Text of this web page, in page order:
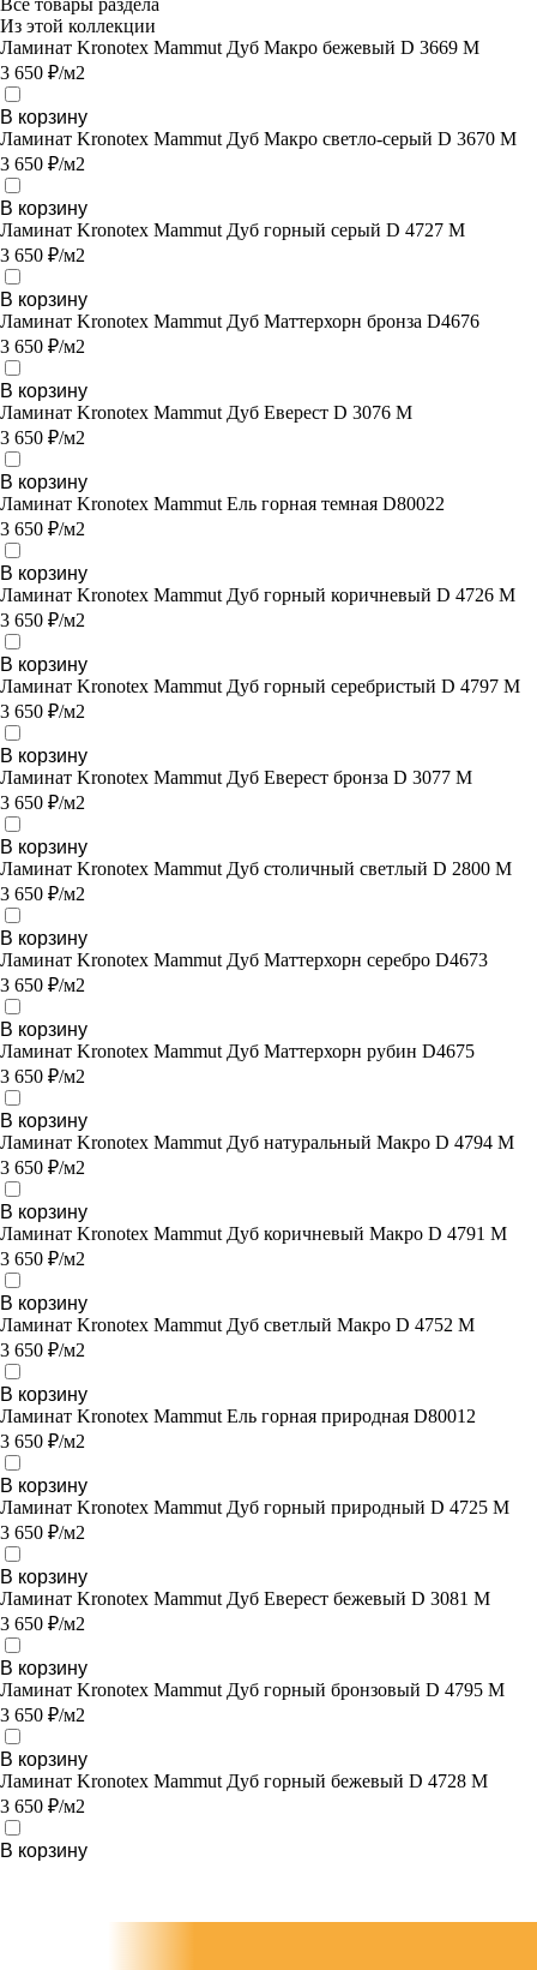
Все товары раздела
Из этой коллекции
Ламинат Kronotex Mammut Дуб Макро бежевый D 3669 M
3 650 ₽/м2
В корзину
Ламинат Kronotex Mammut Дуб Макро светло-серый D 3670 M
3 650 ₽/м2
В корзину
Ламинат Kronotex Mammut Дуб горный серый D 4727 M
3 650 ₽/м2
В корзину
Ламинат Kronotex Mammut Дуб Маттерхорн бронза D4676
3 650 ₽/м2
В корзину
Ламинат Kronotex Mammut Дуб Еверест D 3076 M
3 650 ₽/м2
В корзину
Ламинат Kronotex Mammut Ель горная темная D80022
3 650 ₽/м2
В корзину
Ламинат Kronotex Mammut Дуб горный коричневый D 4726 M
3 650 ₽/м2
В корзину
Ламинат Kronotex Mammut Дуб горный серебристый D 4797 M
3 650 ₽/м2
В корзину
Ламинат Kronotex Mammut Дуб Еверест бронза D 3077 M
3 650 ₽/м2
В корзину
Ламинат Kronotex Mammut Дуб столичный светлый D 2800 M
3 650 ₽/м2
В корзину
Ламинат Kronotex Mammut Дуб Маттерхорн серебро D4673
3 650 ₽/м2
В корзину
Ламинат Kronotex Mammut Дуб Маттерхорн рубин D4675
3 650 ₽/м2
В корзину
Ламинат Kronotex Mammut Дуб натуральный Макро D 4794 M
3 650 ₽/м2
В корзину
Ламинат Kronotex Mammut Дуб коричневый Макро D 4791 M
3 650 ₽/м2
В корзину
Ламинат Kronotex Mammut Дуб светлый Макро D 4752 M
3 650 ₽/м2
В корзину
Ламинат Kronotex Mammut Ель горная природная D80012
3 650 ₽/м2
В корзину
Ламинат Kronotex Mammut Дуб горный природный D 4725 M
3 650 ₽/м2
В корзину
Ламинат Kronotex Mammut Дуб Еверест бежевый D 3081 M
3 650 ₽/м2
В корзину
Ламинат Kronotex Mammut Дуб горный бронзовый D 4795 M
3 650 ₽/м2
В корзину
Ламинат Kronotex Mammut Дуб горный бежевый D 4728 M
3 650 ₽/м2
В корзину